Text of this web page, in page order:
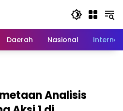
Daerah Nasional
Analisis